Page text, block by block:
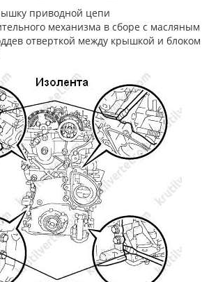
приводной цепи
механизма в сборе с масляным
отверткой между крышкой и блоком